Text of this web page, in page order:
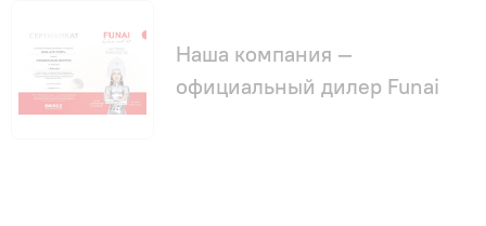
Наша компания —
официальный дилер Funai